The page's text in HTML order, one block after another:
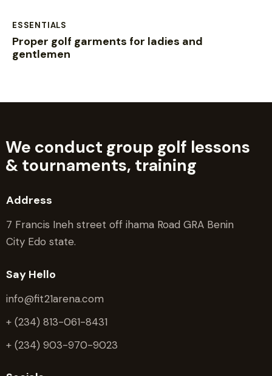
ESSENTIALS
Proper golf garments for ladies and
gentlemen
We conduct group golf lessons
& tournaments, training
Address
7 Francis Ineh street off ihama Road GRA Benin
City Edo state.
Say Hello
info@fit21arena.com
+ (234) 813-061-8431
+ (234) 903-970-9023